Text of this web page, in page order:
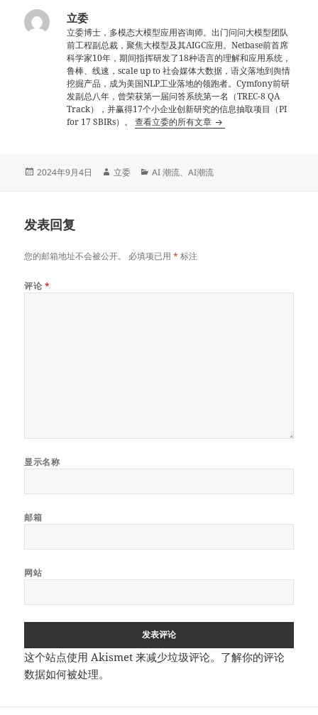
立委
立委博士，多模态大模型应用咨询师。出门问问大模型团队
前工程副总裁，聚焦大模型及其AIGC应用。Netbase前首席
科学家10年，期间指挥研发了18种语言的理解和应用系统，
鲁棒、线速，scale up to 社会媒体大数据，语义落地到舆情
挖掘产品，成为美国NLP工业落地的领跑者。Cymfony前研
发副总八年，曾荣获第一届问答系统第一名（TREC-8 QA
Track），并赢得17个小企业创新研究的信息抽取项目（PI
for 17 SBIRs）。查看立委的所有文章
发
2024年9月4日
作
立委
分
AI 潮流、AI潮流
发表回复
您的邮箱地址不会被公开。 必填项已用* 标注
评论 *
显示名称
邮箱
网站
这个站点使用 Akismet 来减少垃圾评论。 了解你的评论
数据如何被处理。